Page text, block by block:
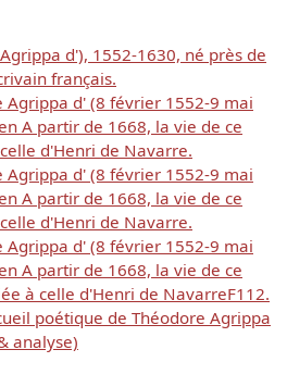
d'), 1552-1630, né près de
français.
Agrippa d' (8 février 1552-9 mai
A partir de 1668, la vie de ce
d'Henri de Navarre.
Agrippa d' (8 février 1552-9 mai
A partir de 1668, la vie de ce
d'Henri de Navarre.
Agrippa d' (8 février 1552-9 mai
A partir de 1668, la vie de ce
à celle d'Henri de NavarreF112.
poétique de Théodore Agrippa
analyse)